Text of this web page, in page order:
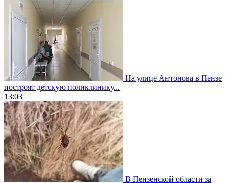
На улице Антонова в Пензе
построят детскую поликлинику...
13:03
В Пензенской области за